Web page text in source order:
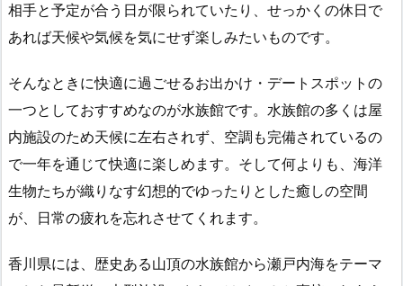
相手と予定が合う日が限られていたり、せっかくの休日で
あれば天候や気候を気にせず楽しみたいものです。
そんなときに快適に過ごせるお出かけ・デートスポットの
一つとしておすすめなのが水族館です。水族館の多くは屋
内施設のため天候に左右されず、空調も完備されているの
で一年を通じて快適に楽しめます。そして何よりも、海洋
生物たちが織りなす幻想的でゆったりとした癒しの空間
が、日常の疲れを忘れさせてくれます。
香川県には、歴史ある山頂の水族館から瀬戸内海をテーマ